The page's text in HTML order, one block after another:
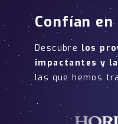
Confían
Descubre los
impactantes y
las que hemos